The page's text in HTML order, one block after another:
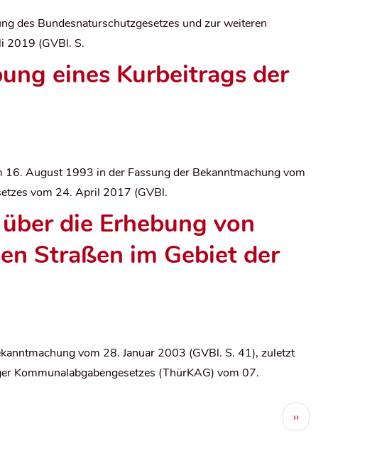
des Bundesnaturschutzgesetzes und zur weiteren
2019 (GVBl. S.
eines Kurbeitrags der
August 1993 in der Fassung der Bekanntmachung vom
vom 24. April 2017 (GVBl.
die Erhebung von
Straßen im Gebiet der
vom 28. Januar 2003 (GVBl. S. 41), zuletzt
Kommunalabgabengesetzes (ThürKAG) vom 07.
Nächste
Seite
››